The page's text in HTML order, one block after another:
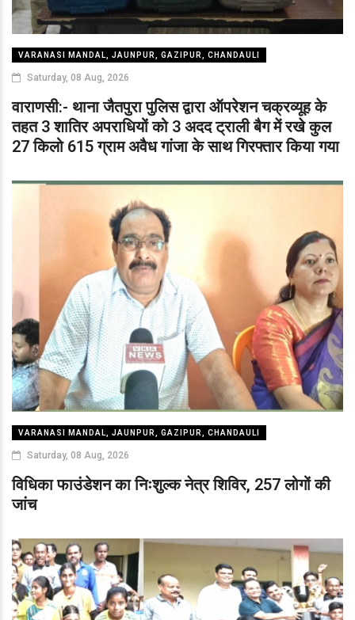
VARANASI MANDAL, JAUNPUR, GAZIPUR, CHANDAULI
Saturday, 08 Aug, 2026
वाराणसी:- थाना जैतपुरा पुलिस द्वारा ऑपरेशन चक्रव्यूह के
तहत 3 शातिर अपराधियों को 3 अदद ट्राली बैग में रखे कुल
27 किलो 615 ग्राम अवैध गांजा के साथ गिरफ्तार किया गया
VARANASI MANDAL, JAUNPUR, GAZIPUR, CHANDAULI
Saturday, 08 Aug, 2026
विधिका फाउंडेशन का निःशुल्क नेत्र शिविर, 257 लोगों की
जांच